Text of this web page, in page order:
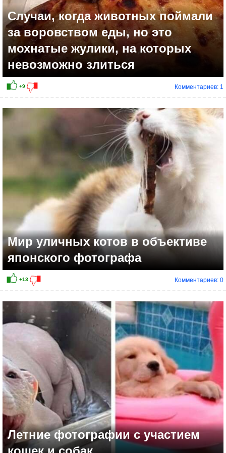
+6
Случаи, когда животных поймали
за воровством еды, но это
мохнатые жулики, на которых
невозможно злиться
Комментариев: 1
Мир уличных котов в объективе
японского фотографа
Комментариев: 0
Летние фотографии с участием